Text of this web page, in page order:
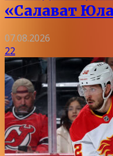
«Салават
07.08.2026
22